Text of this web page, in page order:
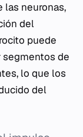
las neuronas,
del
puede
segmentos de
lo que los
del